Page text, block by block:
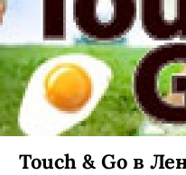
Touch & Go в